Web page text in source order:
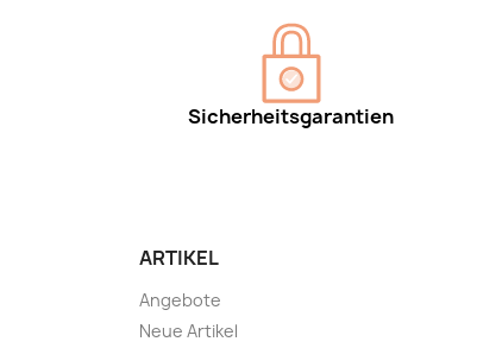
Sicherheitsgarantien
ARTIKEL
Angebote
Neue Artikel